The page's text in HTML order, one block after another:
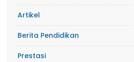
Artikel
Berita Pendidikan
Prestasi